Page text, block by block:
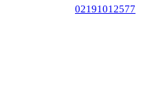
02191012577